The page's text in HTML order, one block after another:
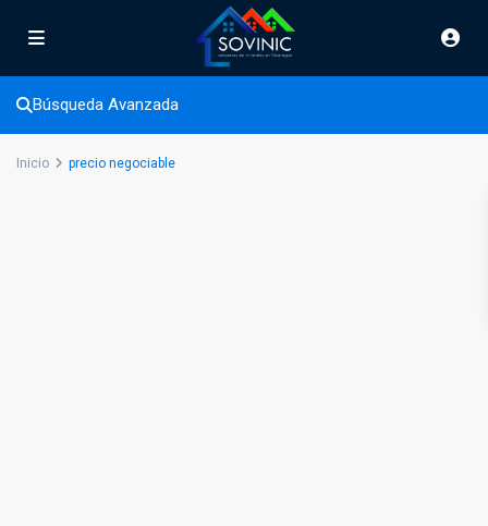
precio negociable
Búsqueda Avanzada
Inicio precio negociable